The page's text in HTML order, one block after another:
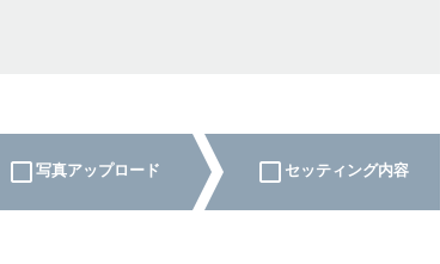
写真アップロード セッティング内容